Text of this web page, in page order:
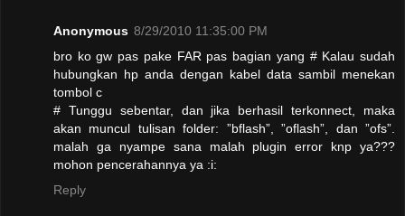
Anonymous 8/29/2010 11:35:00 PM
bro ko gw pas pake FAR pas bagian yang # Kalau sudah
hubungkan hp anda dengan kabel data sambil menekan
tombol c
# Tunggu sebentar, dan jika berhasil terkonnect, maka
akan muncul tulisan folder: ”bflash”, ”oflash”, dan ”ofs”.
malah ga nyampe sana malah plugin error knp ya???
mohon pencerahannya ya :i:
Reply